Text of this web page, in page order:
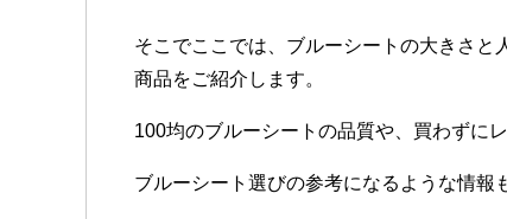
そこでここでは、ブルーシートの大きさ
商品をご紹介します。
100均のブルーシートの品質や、買わずに
ブルーシート選びの参考になるような情報